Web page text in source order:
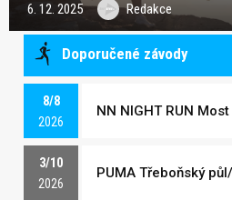
6. 12. 2025 Redakce
Doporučené závody
8/8
2026
NN NIGHT RUN Most
3/10
2026
PUMA Třeboňský